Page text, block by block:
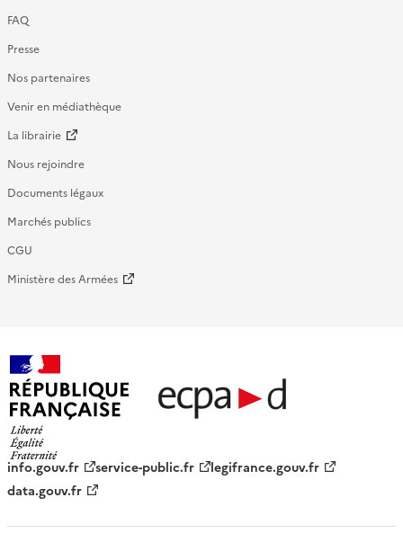
FAQ
Presse
Nos partenaires
Venir en médiathèque
La librairie
Nous rejoindre
Documents légaux
Marchés publics
CGU
Ministère des Armées
française - ECPAD
info.gouv.fr service-public.fr
legifrance.gouv.fr
data.gouv.fr